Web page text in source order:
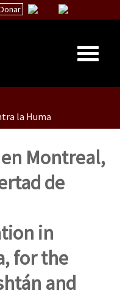
la Humanidad”
a Humanidade”(As
(As populações
Montreal,
de
in
for the
and